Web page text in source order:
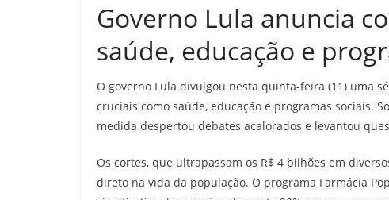
Governo Lula anuncia
saúde, educação e
O governo Lula divulgou nesta quinta-feira (11) uma
cruciais como saúde, educação e programas sociais.
medida despertou debates acalorados e levantou
Os cortes, que ultrapassam os R$ 4 bilhões em
direto na vida da população. O programa Farmácia